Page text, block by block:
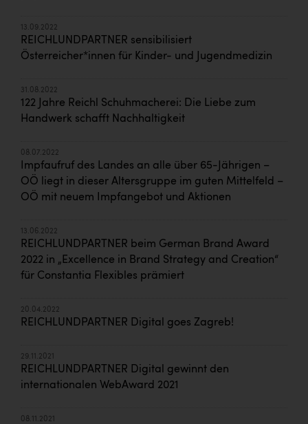
13.09.2022
REICHLUNDPARTNER sensibilisiert
Österreicher*innen für Kinder- und Jugendmedizin
31.08.2022
122 Jahre Reichl Schuhmacherei: Die Liebe zum
Handwerk schafft Nachhaltigkeit
08.07.2022
Impfaufruf des Landes an alle über 65-Jährigen –
OÖ liegt in dieser Altersgruppe im guten Mittelfeld –
OÖ mit neuem Impfangebot und Aktionen
13.06.2022
REICHLUNDPARTNER beim German Brand Award
2022 in „Excellence in Brand Strategy and Creation“
für Constantia Flexibles prämiert
20.04.2022
REICHLUNDPARTNER Digital goes Zagreb!
29.11.2021
REICHLUNDPARTNER Digital gewinnt den
internationalen WebAward 2021
08.11.2021